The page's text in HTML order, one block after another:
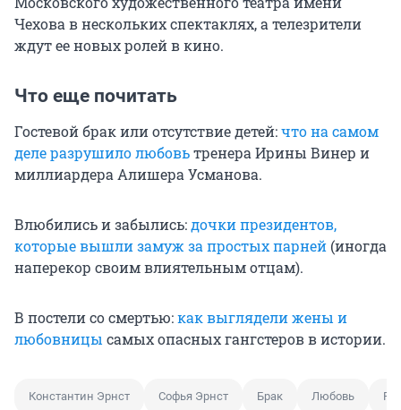
Чехова в нескольких спектаклях, а телезрители
ждут ее новых ролей в кино.
Что еще почитать
Гостевой брак или отсутствие детей:что на самом
деле разрушило любовьтренера Ирины Винер и
миллиардера Алишера Усманова.
Влюбились и забылись:дочки президентов,
которые вышли замуж за простых парней (иногда
наперекор своим влиятельным отцам).
В постели со смертью:как выглядели жены и
любовницы самых опасных гангстеров в истории.
Константин Эрнст Софья Эрнст Брак Любовь